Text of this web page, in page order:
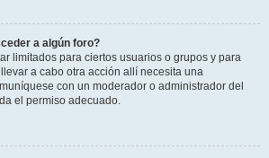
a algún foro?
limitados para ciertos usuarios o grupos y para
a cabo otra acción allí necesita una
con un moderador o administrador del
el permiso adecuado.